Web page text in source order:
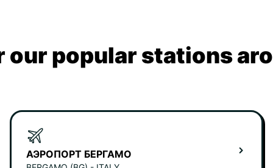
our popular stations
АЭРОПОРТ БЕРГАМО